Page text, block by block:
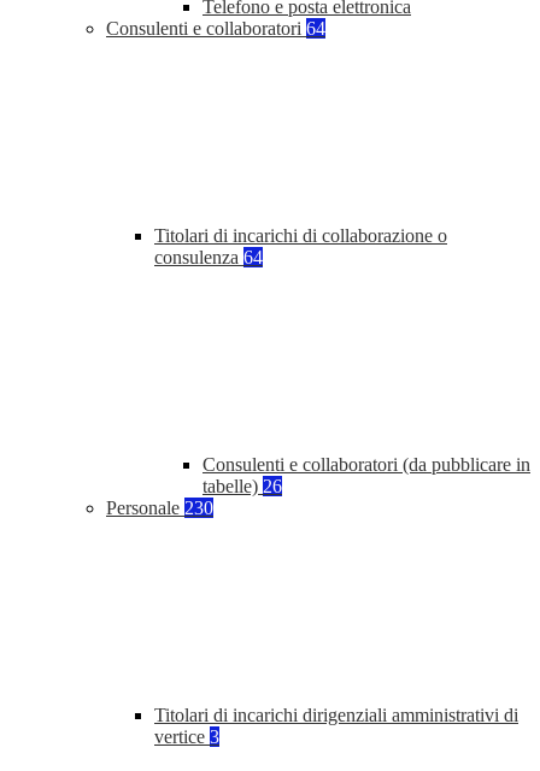
Telefono e posta elettronica
Consulenti e collaboratori 64
Titolari di incarichi di collaborazione o
consulenza 64
Consulenti e collaboratori (da pubblicare in
tabelle) 26
Personale 230
Titolari di incarichi dirigenziali amministrativi di
vertice 3